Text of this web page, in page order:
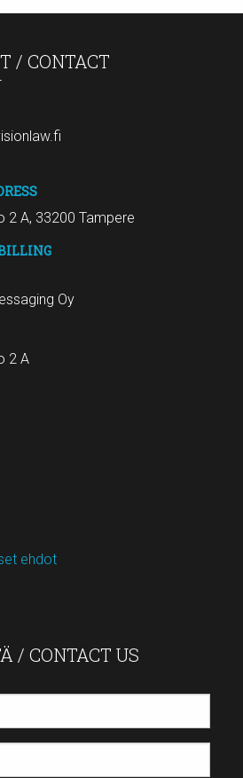
/ CONTACT
2 A, 33200 Tampere
Oy
2 A
ehdot
/ CONTACT US